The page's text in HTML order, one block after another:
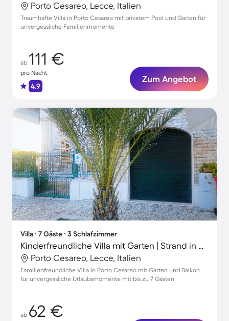
Porto Cesareo, Lecce, Italien
Traumhafte Villa in Porto Cesareo mit privatem Pool und Garten für
unvergessliche Familienmomente
ab 111 €
pro Nacht
4.9
Zum Angebot
Villa ∙ 7 Gäste ∙ 3 Schlafzimmer
Kinderfreundliche Villa mit Garten | Strand in der Nähe | Hunde erlaubt
Porto Cesareo, Lecce, Italien
Familienfreundliche Villa in Porto Cesareo mit Garten und Balkon
für unvergessliche Urlaubsmomente mit bis zu 7 Gästen
ab 62 €